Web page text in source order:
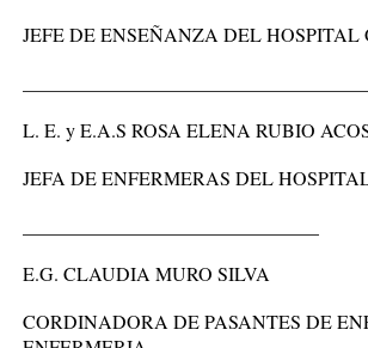
JEFE DE ENSEÑANZA DEL
L. E. y E.A.S ROSA ELENA RUBIO
JEFA DE ENFERMERAS DEL
E.G. CLAUDIA MURO SILVA
CORDINADORA DE PASANTES DE